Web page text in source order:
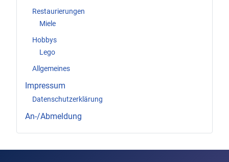
Restaurierungen
Miele
Hobbys
Lego
Allgemeines
Impressum
Datenschutzerklärung
An-/Abmeldung